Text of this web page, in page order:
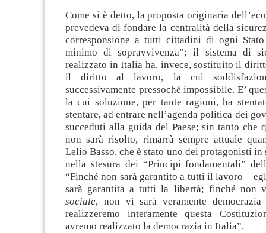
Come si è detto, la proposta originaria
prevedeva di fondare la centralità della
corresponsione a tutti cittadini di ogni
minimo di sopravvivenza”; il sistema di
realizzato in Italia ha, invece, sostituito il
il diritto al lavoro, la cui
successivamente pressoché impossibile. E’
la cui soluzione, per tante ragioni, ha
stentare, ad entrare nell’agenda politica dei
succeduti alla guida del Paese; sin tanto che
non sarà risolto, rimarrà sempre attuale
Lelio Basso, che è stato uno dei protagonisti in
nella stesura dei “Principi fondamentali”
“Finché non sarà garantito a tutti il lavoro –
sarà garantita a tutti la libertà; finché non
sociale, non vi sarà veramente
realizzeremo interamente questa
avremo realizzato la democrazia in Italia”.